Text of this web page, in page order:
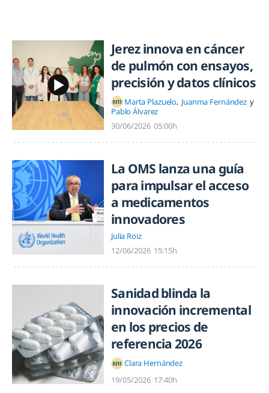
Jerez innova en cáncer
de pulmón con ensayos,
precisión y datos clínicos
Marta Plazuelo Juanma Fernández
Pablo Álvarez
30/06/2026 05:00h
La OMS lanza una guía
para impulsar el acceso
a medicamentos
innovadores
Julia Roiz
12/06/2026 15:15h
Sanidad blinda la
innovación incremental
en los precios de
referencia 2026
Clara Hernández
19/05/2026 17:40h